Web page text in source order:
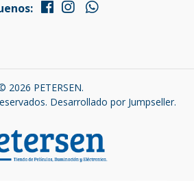
2026 PETERSEN.
Desarrollado por Jumpseller.